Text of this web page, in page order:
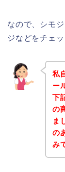
なので、シモ
ジなどをチェ
私
ー
下
の
ま
の
み